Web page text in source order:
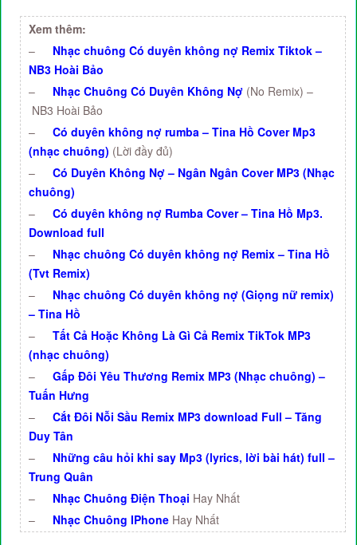
Xem thêm:
–
Nhạc chuông Có duyên không nợ Remix Tiktok –
NB3 Hoài Bảo
–
Nhạc Chuông Có Duyên Không Nợ (No Remix) –
NB3 Hoài Bảo
–
Có duyên không nợ rumba – Tina Hồ Cover Mp3
(nhạc chuông) (Lời đầy đủ)
–
Có Duyên Không Nợ – Ngân Ngân Cover MP3 (Nhạc
chuông)
–
Có duyên không nợ Rumba Cover – Tina Hồ Mp3.
Download full
–
Nhạc chuông Có duyên không nợ Remix – Tina Hồ
(Tvt Remix)
–
Nhạc chuông Có duyên không nợ (Giọng nữ remix)
– Tina Hồ
–
Tất Cả Hoặc Không Là Gì Cả Remix TikTok MP3
(nhạc chuông)
–
Gấp Đôi Yêu Thương Remix MP3 (Nhạc chuông) –
Tuấn Hưng
–
Cắt Đôi Nỗi Sầu Remix MP3 download Full – Tăng
Duy Tân
–
Những câu hỏi khi say Mp3 (lyrics, lời bài hát) full –
Trung Quân
–
Nhạc Chuông Điện Thoại Hay Nhất
–
Nhạc Chuông IPhone Hay Nhất